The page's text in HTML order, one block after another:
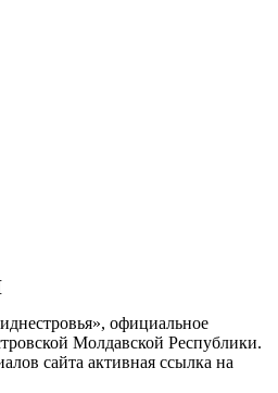
официальное
Молдавской Республики.
сайта активная ссылка на